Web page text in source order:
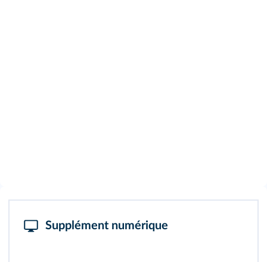
Supplément numérique